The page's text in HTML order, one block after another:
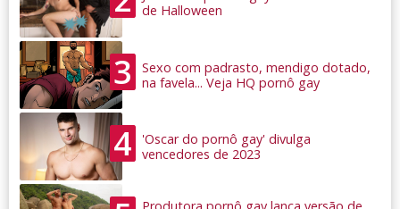
de Halloween
3
Sexo com padrasto, mendigo dotado,
na favela... Veja HQ pornô gay
4
'Oscar do pornô gay' divulga
vencedores de 2023